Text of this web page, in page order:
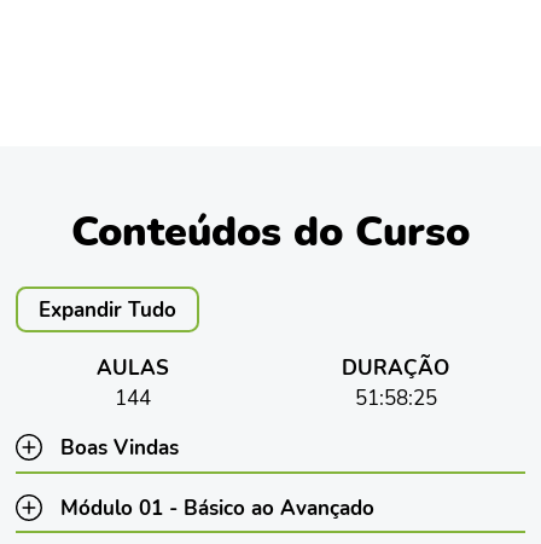
Conteúdos do Curso
Expandir Tudo
AULAS
144
DURAÇÃO
51:58:25
Boas Vindas
Módulo 01 - Básico ao Avançado